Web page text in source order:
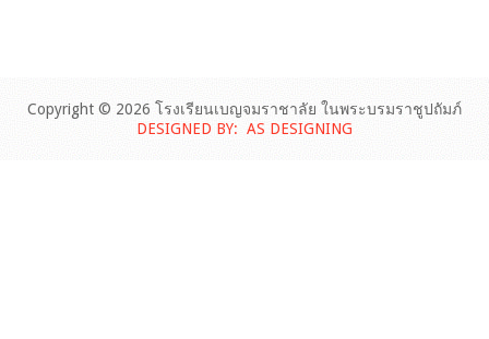
Copyright © 2026 โรงเรียนเบญจมราชาลัย ในพระบรมราชูปถัมภ์
DESIGNED BY: AS DESIGNING